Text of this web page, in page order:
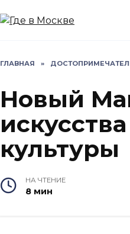
ГЛАВНАЯ »
Новый
культуры
НА ЧТЕНИЕ
8 мин